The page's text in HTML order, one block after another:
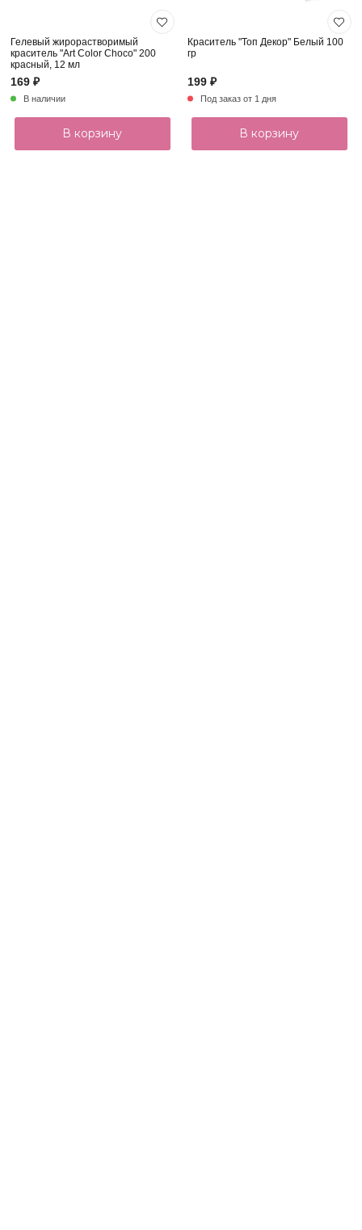
Гелевый жирорастворимый
краситель "Art Color Choco" 200
красный, 12 мл
169 ₽
В наличии
В корзину
Краситель "Топ Декор" Белый 100
гр
199 ₽
Под заказ от 1 дня
В корзину